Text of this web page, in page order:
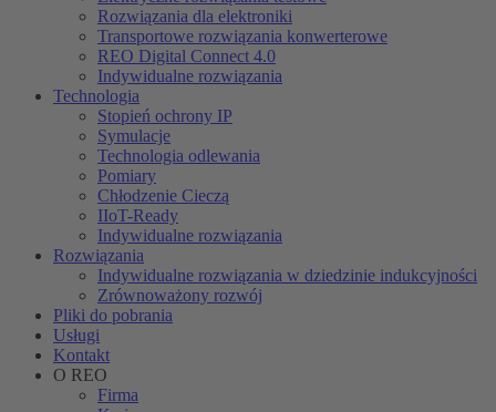
Rozwiązania dla elektroniki
Transportowe rozwiązania konwerterowe
REO Digital Connect 4.0
Indywidualne rozwiązania
Technologia
Stopień ochrony IP
Symulacje
Technologia odlewania
Pomiary
Chłodzenie Cieczą
IIoT-Ready
Indywidualne rozwiązania
Rozwiązania
Indywidualne rozwiązania w dziedzinie indukcyjności
Zrównoważony rozwój
Pliki do pobrania
Usługi
Kontakt
O REO
Firma